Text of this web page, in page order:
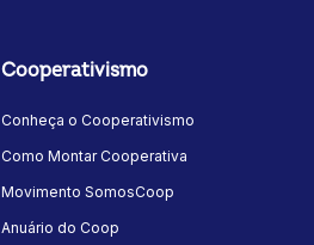
Cooperativismo
Conheça o Cooperativismo
Como Montar Cooperativa
Movimento SomosCoop
Anuário do Coop